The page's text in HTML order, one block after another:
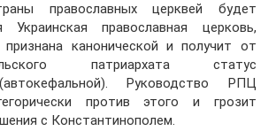
православных церквей будет
Украинская православная церковь,
канонической и получит от
патриархата статус
Руководство РПЦ
против этого и грозит
с Константинополем.